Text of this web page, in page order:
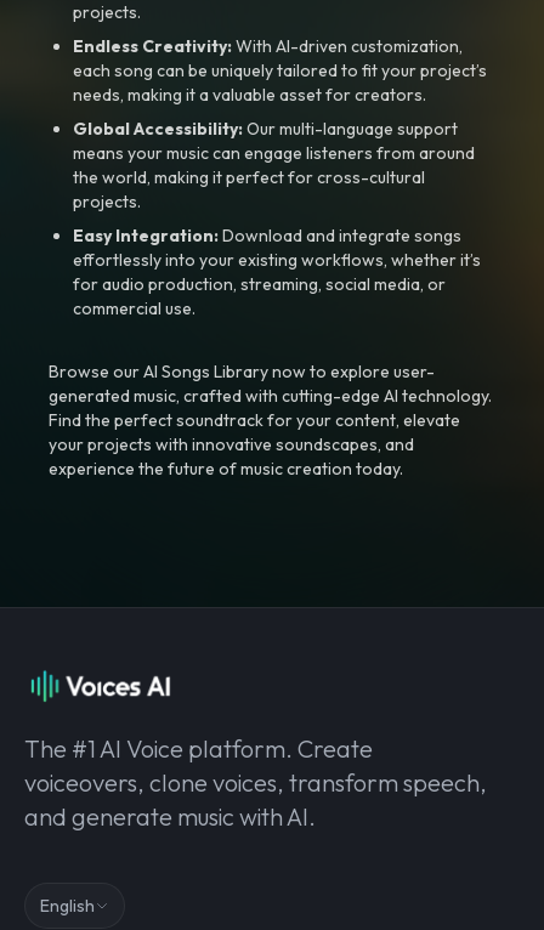
projects.
Endless Creativity:With AI-driven customization,
each song can be uniquely tailored to fit your project’s
needs, making it a valuable asset for creators.
Global Accessibility:Our multi-language support
means your music can engage listeners from around
the world, making it perfect for cross-cultural
projects.
Easy Integration:Download and integrate songs
effortlessly into your existing workflows, whether it’s
for audio production, streaming, social media, or
commercial use.
Browse our AI Songs Library now to explore user-
generated music, crafted with cutting-edge AI technology.
Find the perfect soundtrack for your content, elevate
your projects with innovative soundscapes, and
experience the future of music creation today.
The #1 AI Voice platform. Create
voiceovers, clone voices, transform speech,
and generate music with AI.
English